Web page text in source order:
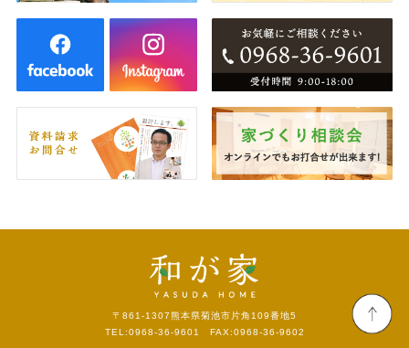
〒861-1307熊本県菊池市片角109番地5
TEL:0968-36-9601 FAX:0968-36-9602